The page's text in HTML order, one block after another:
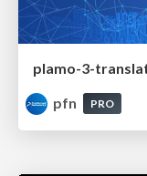
plamo-3-
pfn
PRO